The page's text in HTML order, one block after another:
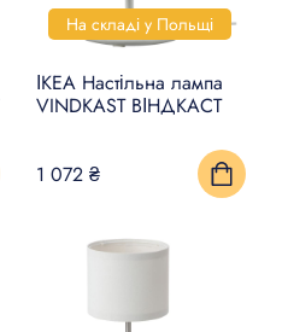
На складі у Польщі
ІКЕА Настільна лампа
VINDKAST ВІНДКАСТ
1 072 ₴